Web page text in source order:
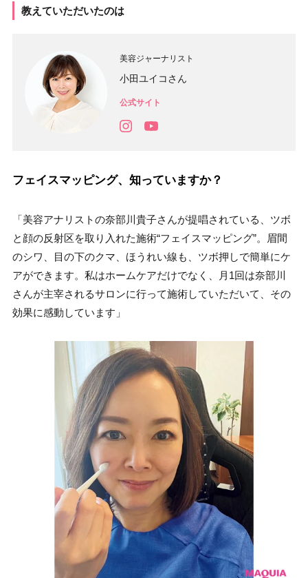
教えていただいたのは
美容ジャーナリスト
小田ユイコさん
公式サイト
フェイスマッピング、知っていますか？
「美容アナリストの奈部川貴子さんが提唱されている、ツボ
と顔の反射区を取り入れた施術“フェイスマッピング”。眉間
のシワ、目の下のクマ、ほうれい線も、ツボ押しで簡単にケ
アができます。私はホームケアだけでなく、月1回は奈部川
さんが主宰されるサロンに行って施術していただいて、その
効果に感動しています」